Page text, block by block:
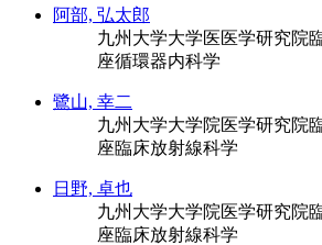
阿部, 弘太郎
九州大学大学医医学研究院
座循環器内科学
鷺山, 幸二
九州大学大学院医学研究院
座臨床放射線科学
日野, 卓也
九州大学大学院医学研究院
座臨床放射線科学